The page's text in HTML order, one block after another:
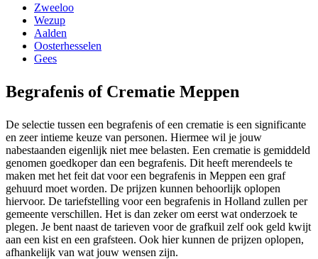
Zweeloo
Wezup
Aalden
Oosterhesselen
Gees
Begrafenis of Crematie Meppen
De selectie tussen een begrafenis of een crematie is een significante
en zeer intieme keuze van personen. Hiermee wil je jouw
nabestaanden eigenlijk niet mee belasten. Een crematie is gemiddeld
genomen goedkoper dan een begrafenis. Dit heeft merendeels te
maken met het feit dat voor een begrafenis in Meppen een graf
gehuurd moet worden. De prijzen kunnen behoorlijk oplopen
hiervoor. De tariefstelling voor een begrafenis in Holland zullen per
gemeente verschillen. Het is dan zeker om eerst wat onderzoek te
plegen. Je bent naast de tarieven voor de grafkuil zelf ook geld kwijt
aan een kist en een grafsteen. Ook hier kunnen de prijzen oplopen,
afhankelijk van wat jouw wensen zijn.